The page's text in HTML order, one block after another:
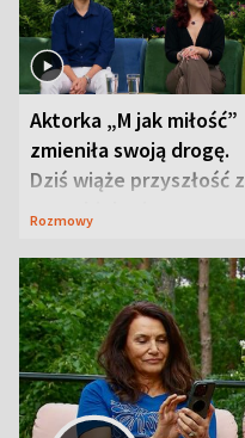
Aktorka „M jak miłość”
zmieniła swoją drogę.
Dziś wiąże przyszłość z
neurobiologią
Rozmowy